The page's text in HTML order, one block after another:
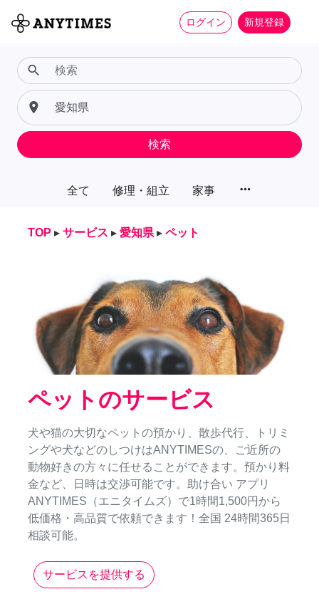
ログイン 新規登録
全て 修理・組立 家事 more_horiz
search
place
検索
TOP ▸ サービス ▸ 愛知県 ▸ ペット
ペットのサービス
犬や猫の大切なペットの預かり、散歩代行、トリミ
ングや犬などのしつけはANYTIMESの、ご近所の
動物好きの方々に任せることができます。預かり料
金など、日時は交渉可能です。助け合い アプリ
ANYTIMES（エニタイムズ）で1時間1,500円から
低価格・高品質で依頼できます！全国 24時間365日
相談可能。
サービスを提供する